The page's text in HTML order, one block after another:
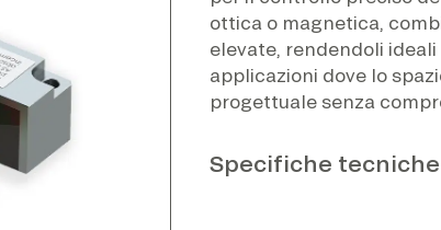
ottica o magnetica,
elevate, rendendoli
applicazioni dove lo
progettuale senza
Specifiche tecniche